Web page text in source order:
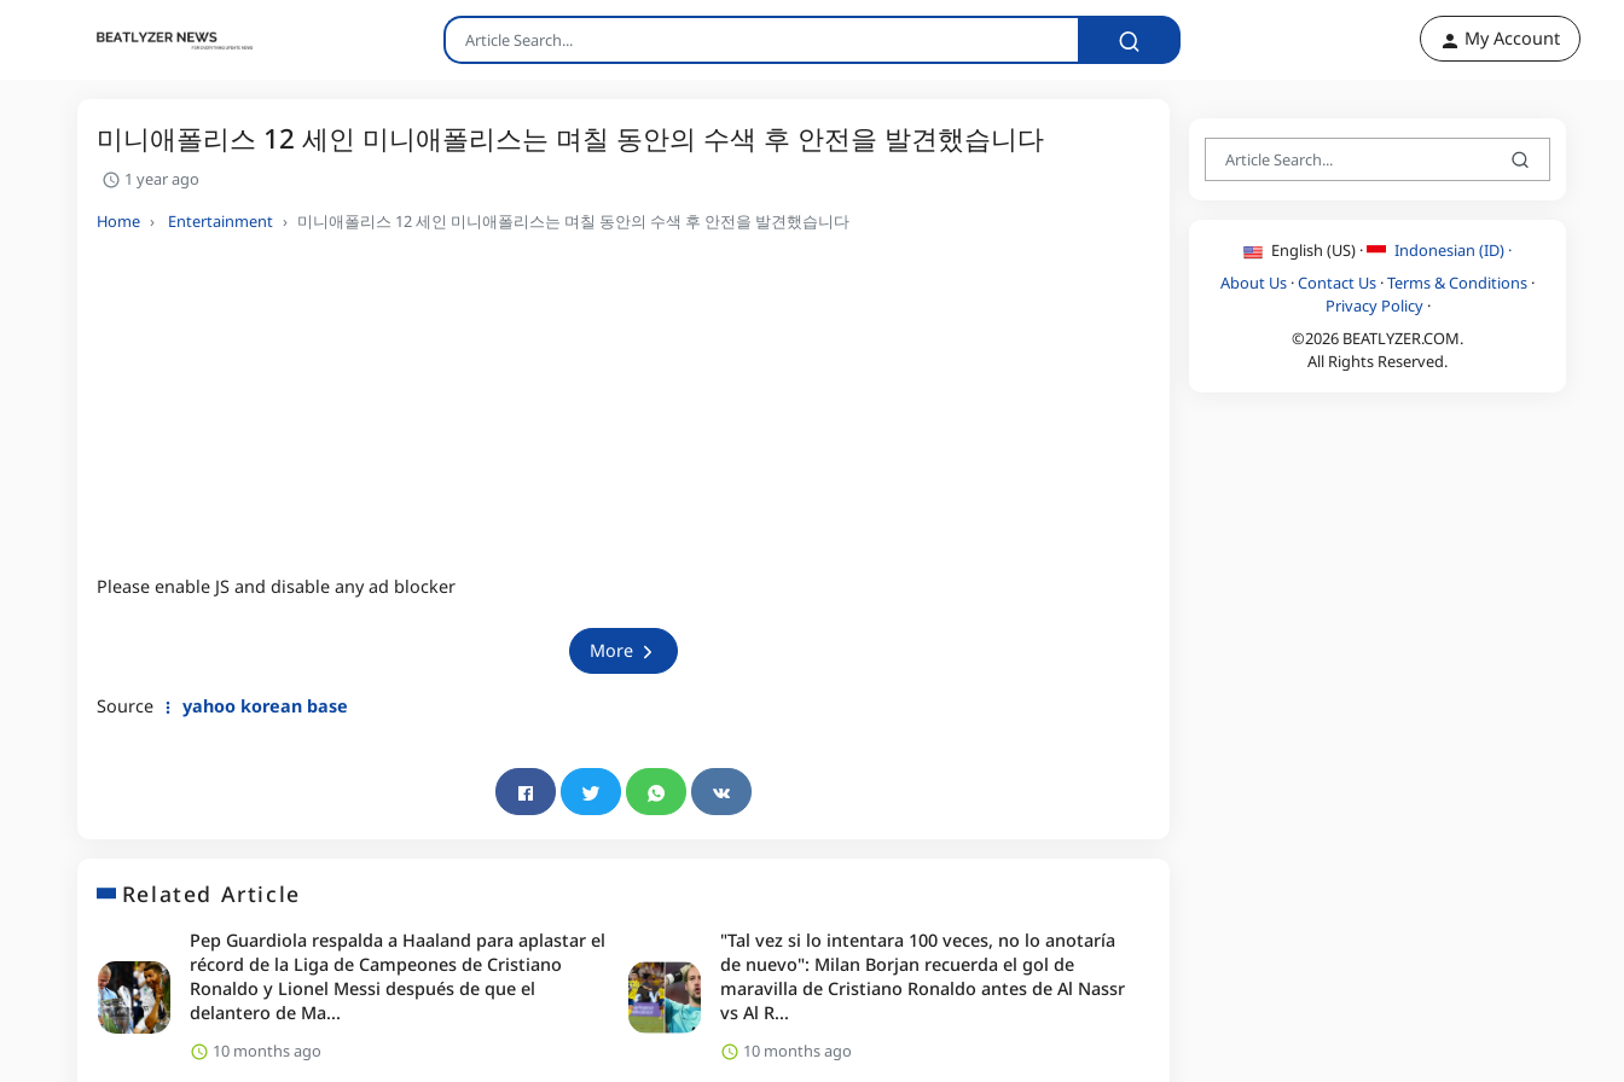
My Account
미니애폴리스 12 세인 미니애폴리스는 며칠 동안의 수색 후 안전을 발견했습니다
1 year ago
Home
Entertainment 미니애폴리스 12 세인 미니애폴리스는 며칠 동안의 수색 후 안전을 발견했습니다
Please enable JS and disable any ad blocker
More
Source yahoo korean base
Related Article
Pep Guardiola respalda a Haaland para aplastar el
récord de la Liga de Campeones de Cristiano
Ronaldo y Lionel Messi después de que el
delantero de Ma...
10 months ago
"Tal vez si lo intentara 100 veces, no lo anotaría
de nuevo": Milan Borjan recuerda el gol de
maravilla de Cristiano Ronaldo antes de Al Nassr
vs Al R...
10 months ago
English (US) ·
Indonesian (ID) ·
About Us ·Contact Us ·Terms & Conditions ·
Privacy Policy·
©2026 BEATLYZER.COM.
All Rights Reserved.